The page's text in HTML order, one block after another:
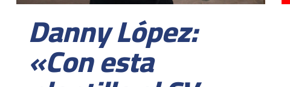
Danny López:
«Con esta